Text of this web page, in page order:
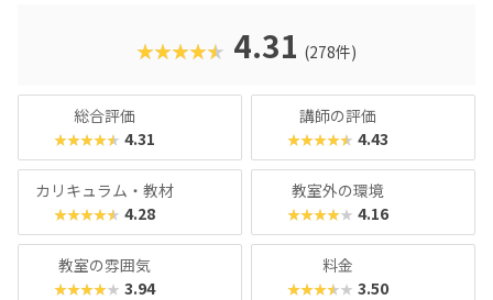
ど高度なものにもチャレンジできます。基礎カリキュラムは
2年分ですが、3年目以降の生徒に向けた「エキスパート編」
安心です。最近では「Universal Robotics Challenge（UR
C）」という大会を立ち上げるなど、ますます子どものやる
気を引き出すスクールになっています。
★★★★★ 4.31 (278件)
総合評価
★★★★★ 4.31
講師の評価
★★★★★ 4.43
カリキュラム・教材
★★★★★ 4.28
教室外の環境
★★★★★ 4.16
教室の雰囲気
★★★★★ 3.94
料金
★★★★★ 3.50